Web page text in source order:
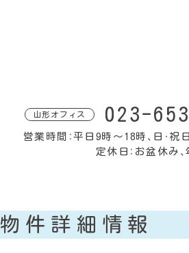
山形オフィス 023-
営業時間：平日9時〜18時、日・祝
定休日：お盆休み、
物件詳細情報